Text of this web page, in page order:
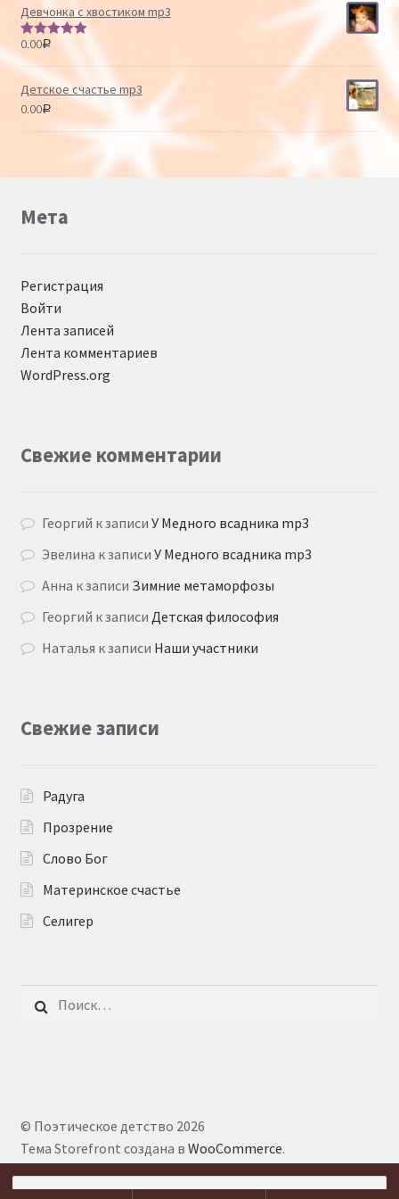
Девчонка с хвостиком mp3
Оценка
0.00Р
Детское счастье mp3
0.00Р
Мета
Регистрация
Войти
Лента записей
Лента комментариев
WordPress.org
Свежие комментарии
Георгий к записиУ Медного всадника mp3
Эвелина к записиУ Медного всадника mp3
Анна к записи Зимние метаморфозы
Георгий к записи Детская философия
Наталья к записи Наши участники
Свежие записи
Радуга
Прозрение
Слово Бог
Материнское счастье
Селигер
Найти:
© Поэтическое детство 2026
Тема Storefront создана в WooCommerce.
Искать: